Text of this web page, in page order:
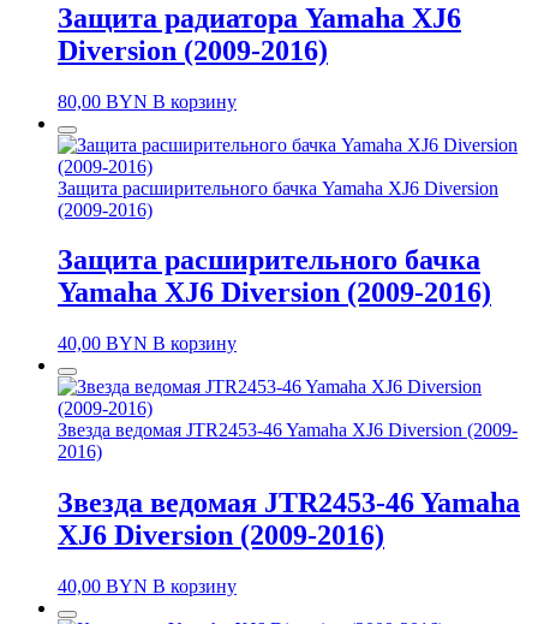
Защита радиатора Yamaha XJ6
Diversion (2009-2016)
80,00 BYN В корзину
Защита расширительного бачка Yamaha XJ6 Diversion
(2009-2016)
Защита расширительного бачка
Yamaha XJ6 Diversion (2009-2016)
40,00 BYN В корзину
Звезда ведомая JTR2453-46 Yamaha XJ6 Diversion (2009-
2016)
Звезда ведомая JTR2453-46 Yamaha
XJ6 Diversion (2009-2016)
40,00 BYN В корзину